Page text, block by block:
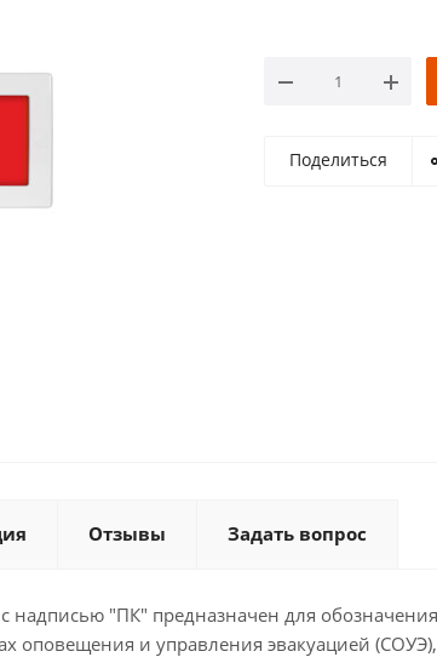
Поделиться
Отзывы Задать вопрос
"ПК" предназначен для
оповещения и управления эвакуацией